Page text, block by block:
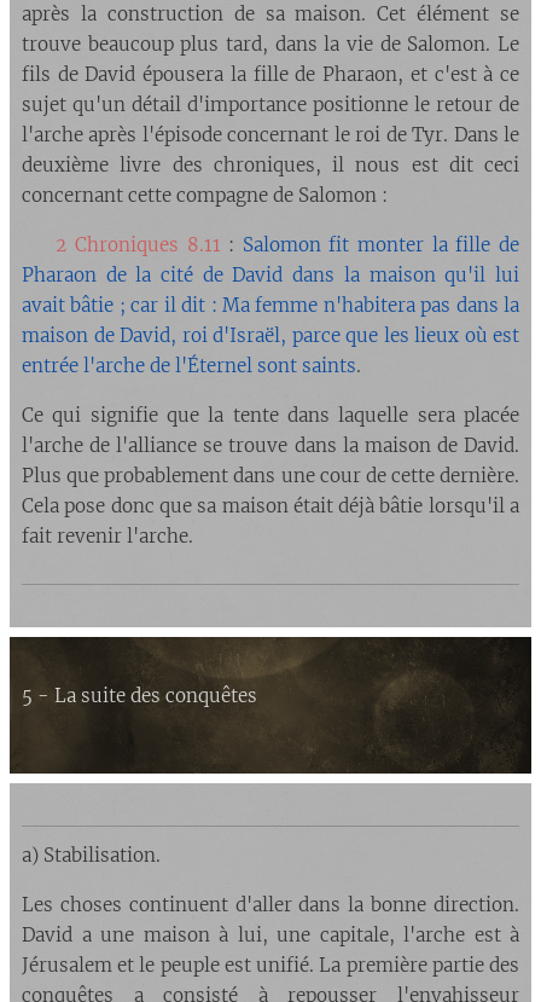
après la construction de sa maison. Cet élément se
trouve beaucoup plus tard, dans la vie de Salomon. Le
fils de David épousera la fille de Pharaon, et c'est à ce
sujet qu'un détail d'importance positionne le retour de
l'arche après l'épisode concernant le roi de Tyr. Dans le
deuxième livre des chroniques, il nous est dit ceci
concernant cette compagne de Salomon :
2 Chroniques 8.11 : Salomon fit monter la fille de
Pharaon de la cité de David dans la maison qu'il lui
avait bâtie ; car il dit : Ma femme n'habitera pas dans la
maison de David, roi d'Israël, parce que les lieux où est
entrée l'arche de l'Éternel sont saints.
Ce qui signifie que la tente dans laquelle sera placée
l'arche de l'alliance se trouve dans la maison de David.
Plus que probablement dans une cour de cette dernière.
Cela pose donc que sa maison était déjà bâtie lorsqu'il a
fait revenir l'arche.
5 - La suite des conquêtes
a) Stabilisation.
Les choses continuent d'aller dans la bonne direction.
David a une maison à lui, une capitale, l'arche est à
Jérusalem et le peuple est unifié. La première partie des
conquêtes a consisté à repousser l'envahisseur